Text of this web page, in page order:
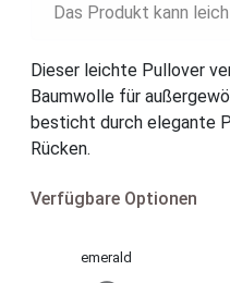
Das Produkt kann
Dieser leichte Pullover
Baumwolle für
besticht durch elegante
Rücken.
Verfügbare Optionen
emerald